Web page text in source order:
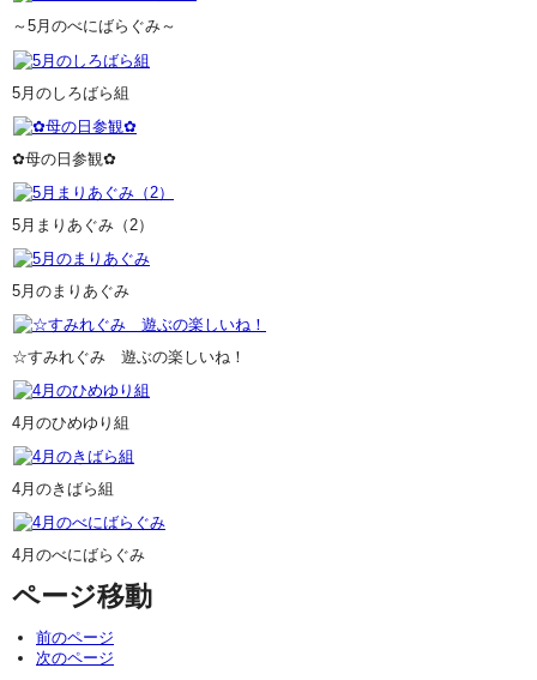
～5月のべにばらぐみ～
5月のしろばら組
✿母の日参観✿
5月まりあぐみ（2）
5月のまりあぐみ
☆すみれぐみ 遊ぶの楽しいね！
4月のひめゆり組
4月のきばら組
4月のべにばらぐみ
ページ移動
前のページ
次のページ